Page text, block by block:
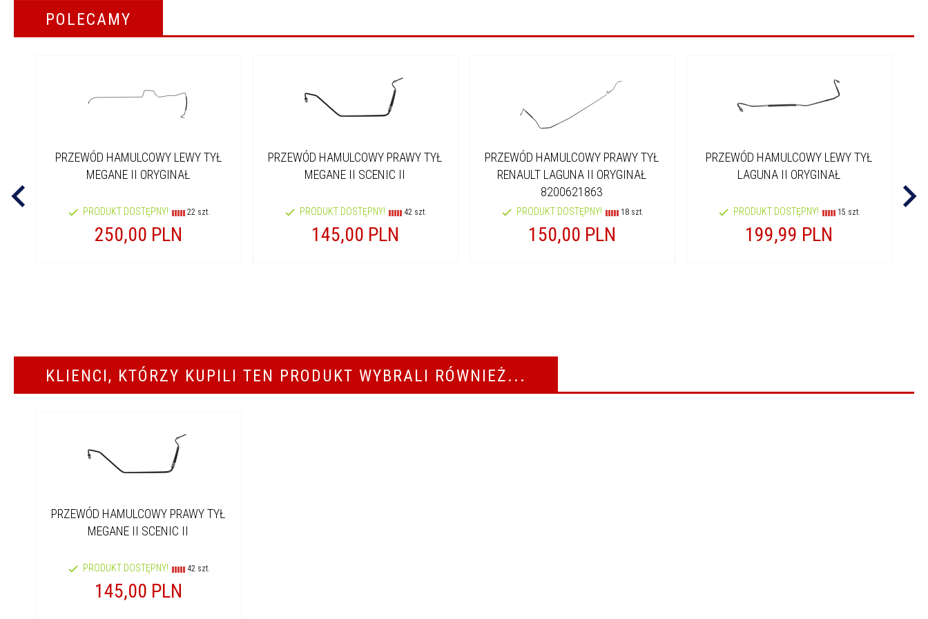
POLECAMY
PRZEWÓD HAMULCOWY LEWY TYŁ
MEGANE II ORYGINAŁ
PRODUKT DOSTĘPNY! 22 szt.
250,00 PLN
PRZEWÓD HAMULCOWY PRAWY TYŁ
MEGANE II SCENIC II
PRODUKT DOSTĘPNY! 42 szt.
145,00 PLN
PRZEWÓD HAMULCOWY PRAWY TYŁ
RENAULT LAGUNA II ORYGINAŁ
8200621863
PRODUKT DOSTĘPNY! 18 szt.
150,00 PLN
PRZEWÓD HAMULCOWY LEWY TYŁ
LAGUNA II ORYGINAŁ
PRODUKT DOSTĘPNY! 15 szt.
199,99 PLN
KLIENCI, KTÓRZY KUPILI TEN PRODUKT WYBRALI RÓWNIEŻ...
PRZEWÓD HAMULCOWY PRAWY TYŁ
MEGANE II SCENIC II
PRODUKT DOSTĘPNY! 42 szt.
145,00 PLN